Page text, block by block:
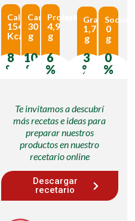
Calorías
154
Kcal
8
%
Carbohidratos
30
g
10
%
Proteínas
4,9
g
6
%
Grasas
1,7
g
3
%
Sodio
0
g
0
%
Te invitamos a descubrí
más recetas e ideas para
preparar nuestros
productos en nuestro
recetario online
Descargar
recetario